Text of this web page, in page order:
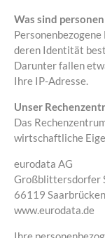
Was sind
deren Identität
Darunter fallen
Ihre IP-Adresse.
Unser
Das
wirtschaftliche
eurodata AG
Großblittersdorfer
66119 Saarbrücken
www.eurodata.de